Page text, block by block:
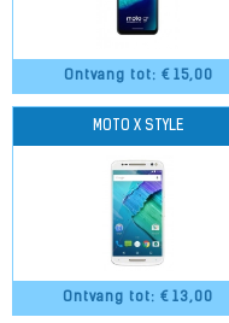
Ontvang tot: € 15,00
Ontvang tot: € 13,00
MOTO X STYLE